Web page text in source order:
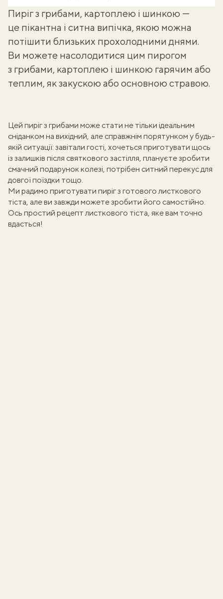
Пиріг з грибами, картоплею і шинкою —
це пікантна і ситна випічка, якою можна
потішити близьких прохолодними днями.
Ви можете насолодитися цим пирогом
з грибами, картоплею і шинкою гарячим або
теплим, як закускою або основною стравою.
Цей пиріг з грибами може стати не тільки ідеальним
сніданком на вихідний, але справжнім порятунком у будь-
якій ситуації: завітали гості, хочеться приготувати щось
із залишків після святкового застілля, плануєте зробити
смачний подарунок колезі, потрібен ситний перекус для
довгої поїздки тощо.
Ми радимо приготувати пиріг з готового листкового
тіста, але ви завжди можете зробити його самостійно.
Ось простий рецепт листкового тіста, яке вам точно
вдасться!